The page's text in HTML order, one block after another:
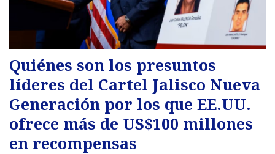
Quiénes son los presuntos
líderes del Cartel Jalisco Nueva
Generación por los que EE.UU.
ofrece más de US$100 millones
en recompensas